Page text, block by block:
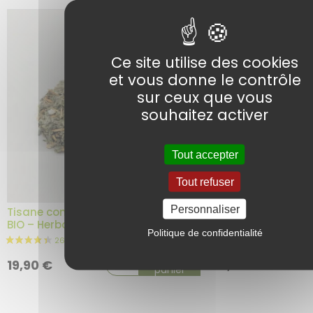
Tisane contre les Calculs Biliaires
BIO – Herboristerie du Dr. Sammut
19,90 € panier
Tisane contre les
Herboristerie du
Ce site utilise des cookies
et vous donne le contrôle
sur ceux que vous
souhaitez activer
Tout accepter
Tout refuser
Personnaliser
Politique de confidentialité